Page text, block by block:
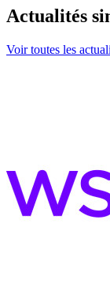
Actualités
Voir toutes les